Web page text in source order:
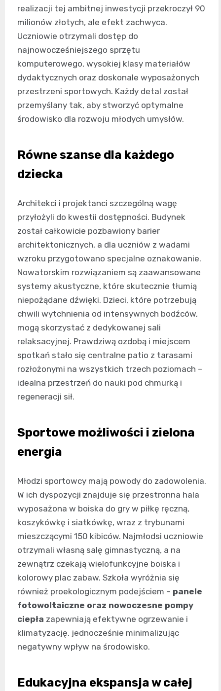
realizacji tej ambitnej inwestycji przekroczył 90
milionów złotych, ale efekt zachwyca.
Uczniowie otrzymali dostęp do
najnowocześniejszego sprzętu
komputerowego, wysokiej klasy materiałów
dydaktycznych oraz doskonale wyposażonych
przestrzeni sportowych. Każdy detal został
przemyślany tak, aby stworzyć optymalne
środowisko dla rozwoju młodych umysłów.
Równe szanse dla każdego
dziecka
Architekci i projektanci szczególną wagę
przyłożyli do kwestii dostępności. Budynek
został całkowicie pozbawiony barier
architektonicznych, a dla uczniów z wadami
wzroku przygotowano specjalne oznakowanie.
Nowatorskim rozwiązaniem są zaawansowane
systemy akustyczne, które skutecznie tłumią
niepożądane dźwięki. Dzieci, które potrzebują
chwili wytchnienia od intensywnych bodźców,
mogą skorzystać z dedykowanej sali
relaksacyjnej. Prawdziwą ozdobą i miejscem
spotkań stało się centralne patio z tarasami
rozłożonymi na wszystkich trzech poziomach –
idealna przestrzeń do nauki pod chmurką i
regeneracji sił.
Sportowe możliwości i zielona
energia
Młodzi sportowcy mają powody do zadowolenia.
W ich dyspozycji znajduje się przestronna hala
wyposażona w boiska do gry w piłkę ręczną,
koszykówkę i siatkówkę, wraz z trybunami
mieszczącymi 150 kibiców. Najmłodsi uczniowie
otrzymali własną salę gimnastyczną, a na
zewnątrz czekają wielofunkcyjne boiska i
kolorowy plac zabaw. Szkoła wyróżnia się
również proekologicznym podejściem – panele
fotowoltaiczne oraz nowoczesne pompy
ciepła zapewniają efektywne ogrzewanie i
klimatyzację, jednocześnie minimalizując
negatywny wpływ na środowisko.
Edukacyjna ekspansja w całej